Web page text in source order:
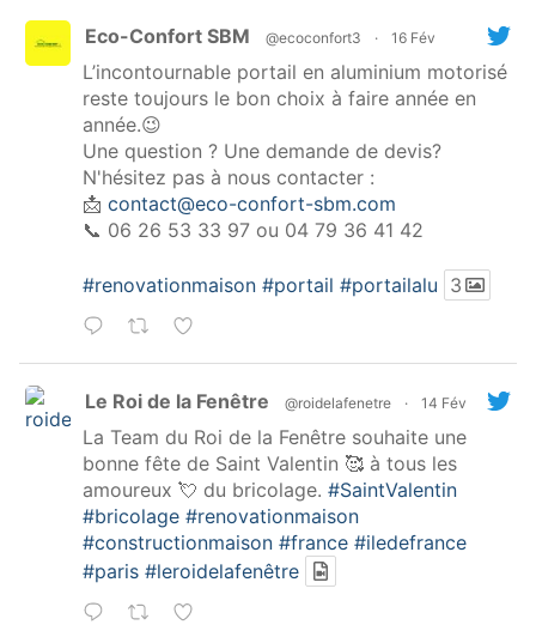
Eco-Confort SBM @ecoconfort3 · 16 Fév
L’incontournable portail en aluminium motorisé
reste toujours le bon choix à faire année en
année.😉
Une question ? Une demande de devis?
N'hésitez pas à nous contacter :
📩 contact@eco-confort-sbm.com
📞 06 26 53 33 97 ou 04 79 36 41 42
#renovationmaison #portail #portailalu 3
Le Roi de la Fenêtre @roidelafenetre · 14 Fév
La Team du Roi de la Fenêtre souhaite une
bonne fête de Saint Valentin 🥰 à tous les
amoureux 💘 du bricolage. #SaintValentin
#bricolage #renovationmaison
#constructionmaison #france #iledefrance
#paris #leroidelafenêtre